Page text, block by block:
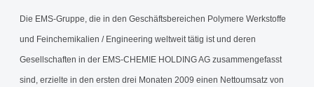
Die EMS-Gruppe, die in den Geschäftsbereichen Polymere Werkstoffe
und Feinchemikalien / Engineering weltweit tätig ist und deren
Gesellschaften in der EMS-CHEMIE HOLDING AG zusammengefasst
sind, erzielte in den ersten drei Monaten 2009 einen Nettoumsatz von